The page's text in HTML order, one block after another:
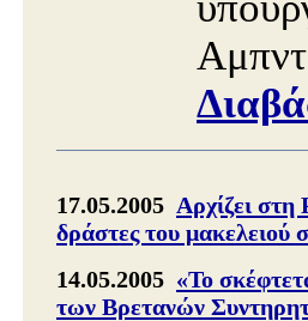
17.05.2005 Αρχίζει στη
δράστες του μακελειού
14.05.2005 «Το
των Bρετανών